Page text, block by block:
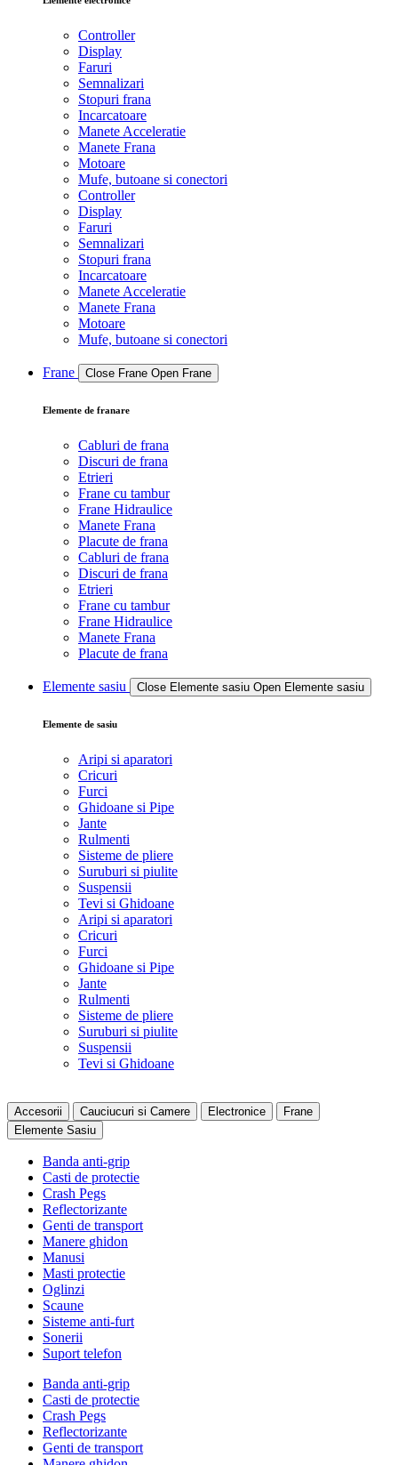
Controller
Display
Faruri
Semnalizari
Stopuri frana
Incarcatoare
Manete Acceleratie
Manete Frana
Motoare
Mufe, butoane si conectori
Controller
Display
Faruri
Semnalizari
Stopuri frana
Incarcatoare
Manete Acceleratie
Manete Frana
Motoare
Mufe, butoane si conectori
Frane Close Frane Open Frane
Elemente de franare
Cabluri de frana
Discuri de frana
Etrieri
Frane cu tambur
Frane Hidraulice
Manete Frana
Placute de frana
Cabluri de frana
Discuri de frana
Etrieri
Frane cu tambur
Frane Hidraulice
Manete Frana
Placute de frana
Elemente sasiu Close Elemente sasiu Open Elemente sasiu
Elemente de sasiu
Aripi si aparatori
Cricuri
Furci
Ghidoane si Pipe
Jante
Rulmenti
Sisteme de pliere
Suruburi si piulite
Suspensii
Tevi si Ghidoane
Aripi si aparatori
Cricuri
Furci
Ghidoane si Pipe
Jante
Rulmenti
Sisteme de pliere
Suruburi si piulite
Suspensii
Tevi si Ghidoane
Accesorii Cauciucuri si Camere Electronice
Frane
Elemente Sasiu
Banda anti-grip
Casti de protectie
Crash Pegs
Reflectorizante
Genti de transport
Manere ghidon
Manusi
Masti protectie
Oglinzi
Scaune
Sisteme anti-furt
Sonerii
Suport telefon
Banda anti-grip
Casti de protectie
Crash Pegs
Reflectorizante
Genti de transport